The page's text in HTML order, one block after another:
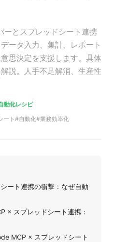
とスプレッドシート連携
ータ入力、集計、レポート
思決定を支援します。具体
説。人手不足解消、生産性
動化レシピ
ート 自動化 業務効率化
ート連携の衝撃：なぜ自動
× スプレッドシート連携：
MCP × スプレッドシート